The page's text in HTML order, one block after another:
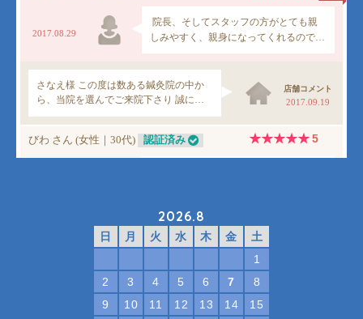
2026.8
日 月 火 水 木 金
土
1
2
3 4 5 6 7
8
9
10 11 12 13 14
15